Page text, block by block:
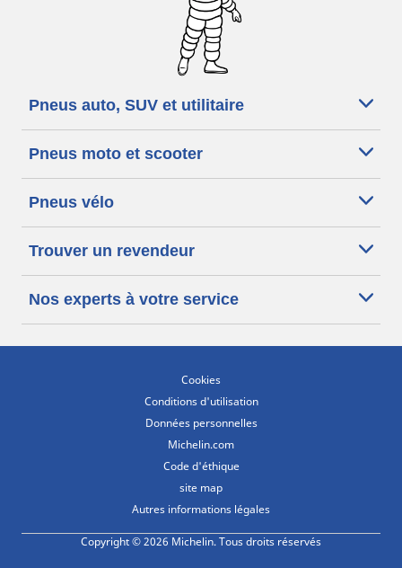
Pneus auto, SUV et utilitaire
Pneus moto et scooter
Pneus vélo
Trouver un revendeur
Nos experts à votre service
Cookies
Conditions d'utilisation
Données personnelles
Michelin.com
Code d'éthique
site map
Autres informations légales
Copyright © 2026 Michelin. Tous droits réservés